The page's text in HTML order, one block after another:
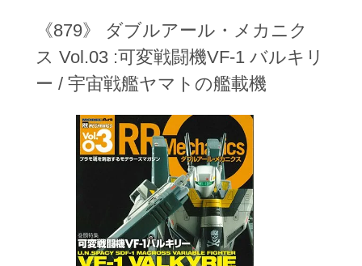
《879》 ダブルアール・メカニク
ス Vol.03 :可変戦闘機VF-1 バルキリ
ー / 宇宙戦艦ヤマトの艦載機